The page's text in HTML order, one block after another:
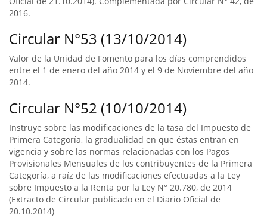
2016.
Circular N°53 (13/10/2014)
Valor de la Unidad de Fomento para los días comprendidos
entre el 1 de enero del año 2014 y el 9 de Noviembre del año
2014.
Circular N°52 (10/10/2014)
Instruye sobre las modificaciones de la tasa del Impuesto de
Primera Categoría, la gradualidad en que éstas entran en
vigencia y sobre las normas relacionadas con los Pagos
Provisionales Mensuales de los contribuyentes de la Primera
Categoría, a raíz de las modificaciones efectuadas a la Ley
sobre Impuesto a la Renta por la Ley N° 20.780, de 2014
(Extracto de Circular publicado en el Diario Oficial de
20.10.2014)